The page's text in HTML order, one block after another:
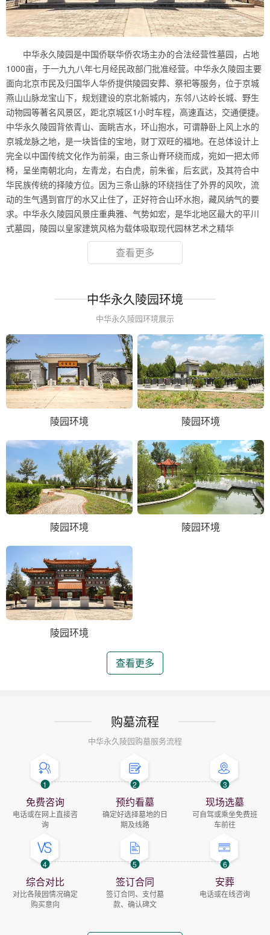
中华永久陵园是中国侨联华侨农场主办的合法经营性墓园，占地
1000亩，于一九九八年七月经民政部门批准经营。中华永久陵园主要
面向北京市民及归国华人华侨提供陵园安葬、祭祀等服务，位于京城
燕山山脉龙宝山下，规划建设的京北新城内，东邻八达岭长城、野生
动物园等著名风景区，距北京城区1小时车程，高速直达，交通便捷。
中华永久陵园背依青山、面眺吉水，环山抱水，可谓静卧上风上水的
京城龙脉之地，是一块皆佳的宝地，财丁双旺的福地。在总体设计上
完全以中国传统文化作为前渠，由三条山脊环绕而成，宛如一把太师
椅，呈坐南朝北向，左青龙，右白虎，前朱雀，后玄武，及其符合中
华民族传统的择陵方位。因为三条山脉的环绕挡住了外界的风吹，流
动的生气遇到官厅的水又止住了，正好符合山环水抱，藏风纳气的要
求。中华永久陵园风景庄重典雅、气势如宏，是华北地区最大的平川
式墓园，陵园以皇家建筑风格为载体吸取现代园林艺术之精华
查看更多
中华永久陵园环境
中华永久陵园环境展示
陵园环境 陵园环境
陵园环境 陵园环境
陵园环境
查看更多
购墓流程
中华永久陵园购墓服务流程
1
免费咨询
电话或在网上直接咨
询
2
预约看墓
确定好选择墓地的日
期及线路
3
现场选墓
可自驾或乘坐免费班
车前往
4
综合对比
对比各陵园情况确定
购买意向
5
签订合同
签订合同、支付墓
款、确认碑文
6
安葬
电话或在线咨询